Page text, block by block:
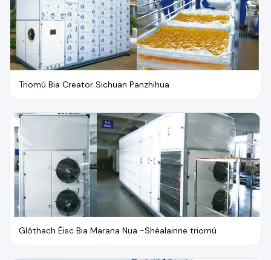
Triomú Bia Creator Sichuan Panzhihua
Glóthach Éisc Bia Marana Nua -Shéalainne triomú